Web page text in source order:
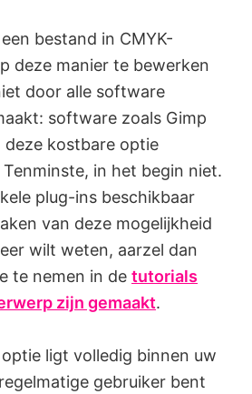
bestand in CMYK-
deze manier te bewerken
door alle software
software zoals Gimp
deze kostbare optie
in het begin niet.
plug-ins beschikbaar
van deze mogelijkheid
wilt weten, aarzel dan
te nemen in de tutorials
zijn gemaakt.
ligt volledig binnen uw
gebruiker bent